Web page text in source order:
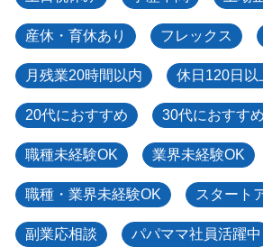
産休・育休あり フレックス
月残業20時間以内 休日120日以
20代におすすめ 30代におすすめ
職種未経験OK 業界未経験OK
職種・業界未経験OK スタート
副業応相談 パパママ社員活躍中